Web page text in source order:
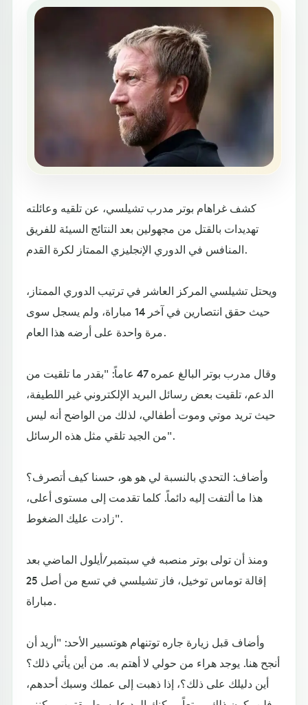
كشف غراهام بوتر مدرب تشيلسي، عن تلقيه وعائلته
تهديدات بالقتل من مجهولين بعد النتائج السيئة للفريق
المنافس في الدوري الإنجليزي الممتاز لكرة القدم.
ويحتل تشيلسي المركز العاشر في ترتيب الدوري الممتاز،
حيث حقق انتصارين في آخر 14 مباراة، ولم يسجل سوى
مرة واحدة على أرضه هذا العام.
وقال مدرب بوتر البالغ عمره 47 عاماً: "بقدر ما تلقيت من
الدعم، تلقيت بعض رسائل البريد الإلكتروني غير اللطيفة،
حيث تريد موتي وموت أطفالي، لذلك من الواضح أنه ليس
من الجيد تلقي مثل هذه الرسائل".
وأضاف: التحدي بالنسبة لي هو هو، حسنا كيف أتصرف؟
هذا ما ألتفت إليه دائماً. كلما تقدمت إلى مستوى أعلى،
زادت عليك الضغوط".
ومنذ أن تولى بوتر منصبه في سبتمبر/أيلول الماضي بعد
إقالة توماس توخيل، فاز تشيلسي في تسع من أصل 25
مباراة.
وأضاف قبل زيارة جاره توتنهام هوتسبير الأحد: "أريد أن
أنجح هنا. يوجد هراء من حولي لا أهتم به. من أين يأتي ذلك؟
أين دليلك على ذلك؟، إذا ذهبت إلى عملك وسبك أحدهم،